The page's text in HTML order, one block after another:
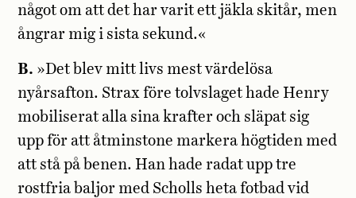
något om att det har varit ett jäkla skitår, men
ångrar mig i sista sekund.«
B. »Det blev mitt livs mest värdelösa
nyårsafton. Strax före tolvslaget hade Henry
mobiliserat alla sina krafter och släpat sig
upp för att åtminstone markera högtiden med
att stå på benen. Han hade radat upp tre
rostfria baljor med Scholls heta fotbad vid